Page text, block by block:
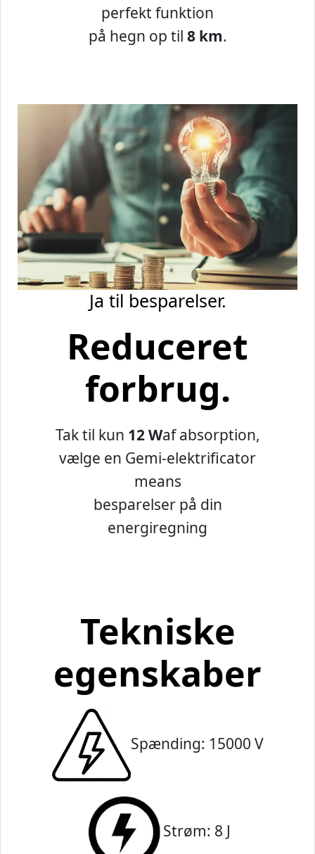
perfekt funktion
på hegn op til 8 km.
Ja til besparelser.
Reduceret
forbrug.
Tak til kun 12 Waf absorption,
vælge en Gemi-elektrificator
means
besparelser på din
energiregning
Tekniske
egenskaber
Spænding: 15000 V
Strøm: 8 J